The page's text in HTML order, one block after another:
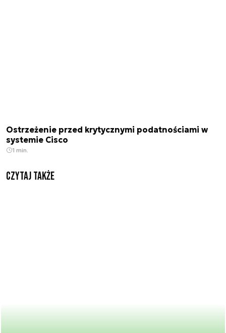
Ostrzeżenie przed krytycznymi podatnościami w
systemie Cisco
1 min.
Czytaj także